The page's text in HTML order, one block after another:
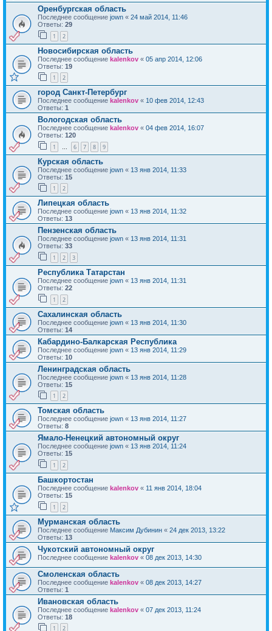
Оренбургская область
Последнее сообщение jown « 24 май 2014, 11:46
Ответы: 29
1 2
Новосибирская область
Последнее сообщение kalenkov « 05 апр 2014, 12:06
Ответы: 19
1 2
город Санкт-Петербург
Последнее сообщение kalenkov « 10 фев 2014, 12:43
Ответы: 1
Вологодская область
Последнее сообщение kalenkov « 04 фев 2014, 16:07
Ответы: 120
1 … 6 7 8 9
Курская область
Последнее сообщение jown « 13 янв 2014, 11:33
Ответы: 15
1 2
Липецкая область
Последнее сообщение jown « 13 янв 2014, 11:32
Ответы: 13
Пензенская область
Последнее сообщение jown « 13 янв 2014, 11:31
Ответы: 33
1 2 3
Республика Татарстан
Последнее сообщение jown « 13 янв 2014, 11:31
Ответы: 22
1 2
Сахалинская область
Последнее сообщение jown « 13 янв 2014, 11:30
Ответы: 14
Кабардино-Балкарская Республика
Последнее сообщение jown « 13 янв 2014, 11:29
Ответы: 10
Ленинградская область
Последнее сообщение jown « 13 янв 2014, 11:28
Ответы: 15
1 2
Томская область
Последнее сообщение jown « 13 янв 2014, 11:27
Ответы: 8
Ямало-Ненецкий автономный округ
Последнее сообщение jown « 13 янв 2014, 11:24
Ответы: 15
1 2
Башкортостан
Последнее сообщение kalenkov « 11 янв 2014, 18:04
Ответы: 15
1 2
Мурманская область
Последнее сообщение Максим Дубинин « 24 дек 2013, 13:22
Ответы: 13
Чукотский автономный округ
Последнее сообщение kalenkov « 08 дек 2013, 14:30
Смоленская область
Последнее сообщение kalenkov « 08 дек 2013, 14:27
Ответы: 1
Ивановская область
Последнее сообщение kalenkov « 07 дек 2013, 11:24
Ответы: 18
1 2